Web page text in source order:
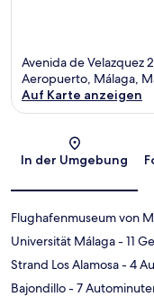
Avenida de Velazquez
Aeropuerto, Málaga,
Auf Karte anzeigen
In der Umgebung
Flughafenmuseum von
Universität Málaga- 11
Strand Los Alamosa- 4
Bajondillo- 7